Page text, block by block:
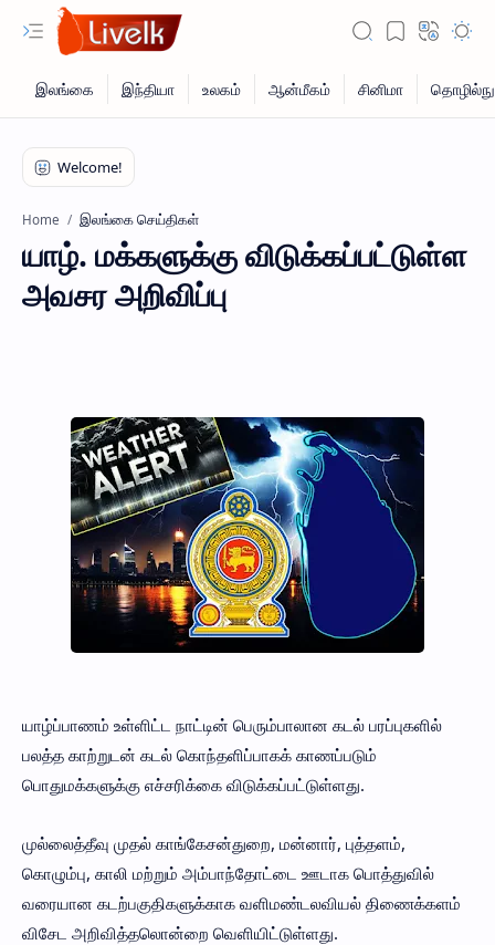
Home இலங்கை செய்திகள்
யாழ். மக்களுக்கு விடுக்கப்பட்டுள்ள
அவசர அறிவிப்பு
யாழ்ப்பாணம் உள்ளிட்ட நாட்டின் பெரும்பாலான கடல் பரப்புகளில்
பலத்த காற்றுடன் கடல் கொந்தளிப்பாகக் காணப்படும்
பொதுமக்களுக்கு எச்சரிக்கை விடுக்கப்பட்டுள்ளது.
முல்லைத்தீவு முதல் காங்கேசன்துறை, மன்னார், புத்தளம்,
கொழும்பு, காலி மற்றும் அம்பாந்தோட்டை ஊடாக பொத்துவில்
வரையான கடற்பகுதிகளுக்காக வளிமண்டலவியல் திணைக்களம்
விசேட அறிவித்தலொன்றை வெளியிட்டுள்ளது.